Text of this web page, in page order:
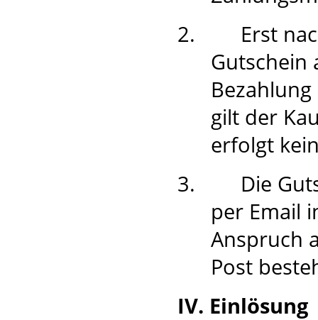
2.
Erst
Gutschein
gilt der
erfolgt
3.
Die
per Email
Anspruch
Post
IV. Einlösung